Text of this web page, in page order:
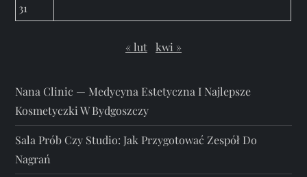
31
« lut kwi »
Nana Clinic — Medycyna Estetyczna I Najlepsze
Kosmetyczki W Bydgoszczy
Sala Prób Czy Studio: Jak Przygotować Zespół Do
Nagrań